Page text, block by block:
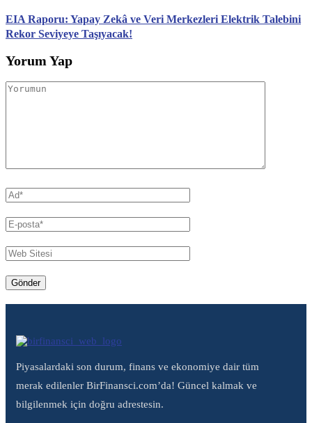
EIA Raporu: Yapay Zekâ ve Veri Merkezleri Elektrik Talebini
Rekor Seviyeye Taşıyacak!
Yorum Yap
Piyasalardaki son durum, finans ve ekonomiye dair tüm
merak edilenler BirFinansci.com’da! Güncel kalmak ve
bilgilenmek için doğru adrestesin.